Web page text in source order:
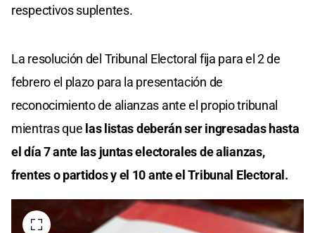
respectivos suplentes.
La resolución del Tribunal Electoral fija para el 2 de
febrero el plazo para la presentación de
reconocimiento de alianzas ante el propio tribunal
mientras que las listas deberán ser ingresadas hasta
el día 7 ante las juntas electorales de alianzas,
frentes o partidos y el 10 ante el Tribunal Electoral.